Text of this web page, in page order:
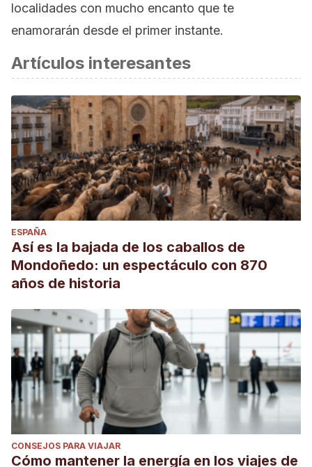
localidades con mucho encanto que te
enamorarán desde el primer instante.
Artículos interesantes
ESPAÑA
Así es la bajada de los caballos de
Mondoñedo: un espectáculo con 870
años de historia
CONSEJOS PARA VIAJAR
Cómo mantener la energía en los viajes de